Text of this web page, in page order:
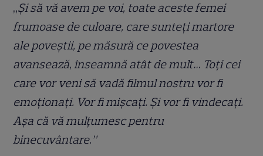
„Și să vă avem pe voi, toate aceste femei
frumoase de culoare, care sunteți martore
ale poveștii, pe măsură ce povestea
avansează, înseamnă atât de mult… Toți cei
care vor veni să vadă filmul nostru vor fi
emoționați. Vor fi mișcați. Și vor fi vindecați.
Așa că vă mulțumesc pentru
binecuvântare.”